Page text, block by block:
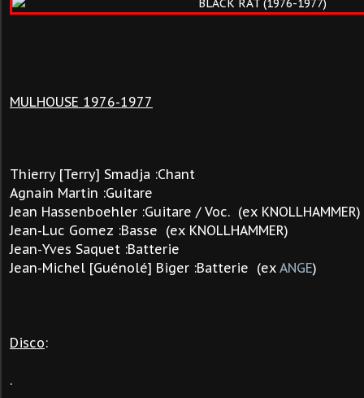
MULHOUSE 1976-1977
Thierry [Terry] Smadja :Chant
Agnain Martin :Guitare
Jean Hassenboehler :Guitare / Voc. (ex KNOLLHAMMER)
Jean-Luc Gomez :Basse (ex KNOLLHAMMER)
Jean-Yves Saquet :Batterie
Jean-Michel [Guénolé] Biger :Batterie (ex ANGE)
Disco:
.